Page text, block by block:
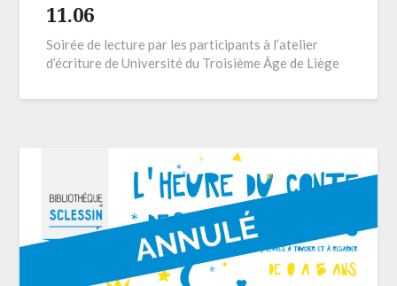
11.06
Soirée de lecture par les participants à l’atelier
d’écriture de Université du Troisième Âge de Liège